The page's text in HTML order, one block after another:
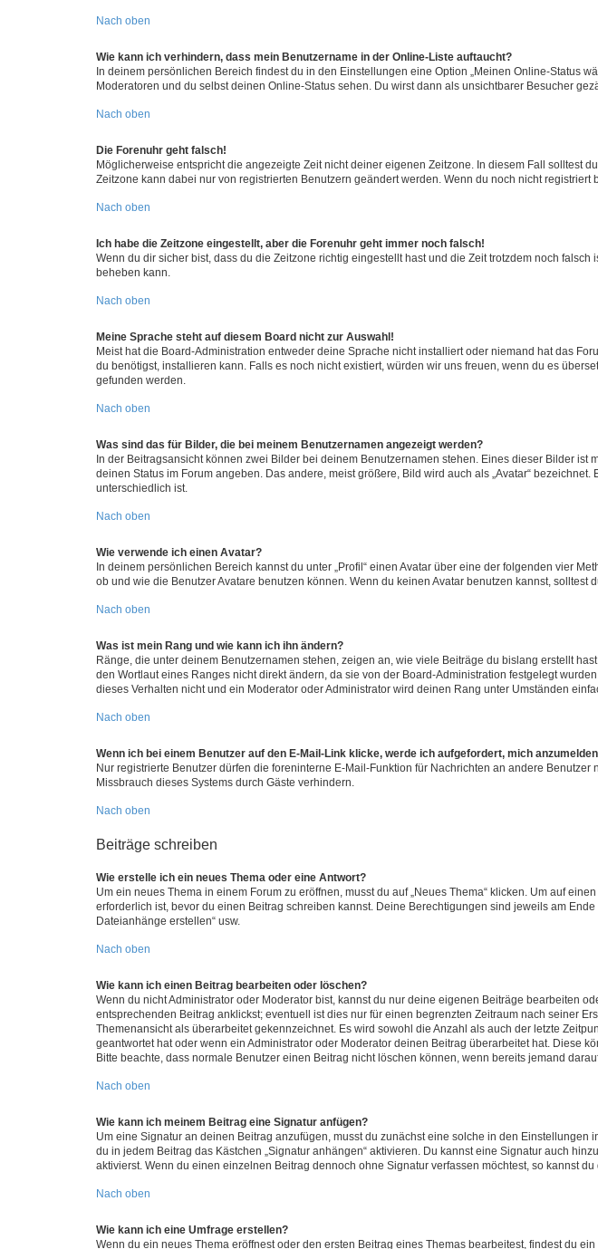
Nach oben
Wie kann ich verhindern, dass mein Benutzername in der Online-Liste auftaucht?
In deinem persönlichen Bereich findest du in den Einstellungen eine Option „Meinen Online-Status
Moderatoren und du selbst deinen Online-Status sehen. Du wirst dann als unsichtbarer Besucher
Nach oben
Die Forenuhr geht falsch!
Möglicherweise entspricht die angezeigte Zeit nicht deiner eigenen Zeitzone. In diesem Fall solltest
Zeitzone kann dabei nur von registrierten Benutzern geändert werden. Wenn du noch nicht registriert
Nach oben
Ich habe die Zeitzone eingestellt, aber die Forenuhr geht immer noch falsch!
Wenn du dir sicher bist, dass du die Zeitzone richtig eingestellt hast und die Zeit trotzdem noch
beheben kann.
Nach oben
Meine Sprache steht auf diesem Board nicht zur Auswahl!
Meist hat die Board-Administration entweder deine Sprache nicht installiert oder niemand hat das
du benötigst, installieren kann. Falls es noch nicht existiert, würden wir uns freuen, wenn du es
gefunden werden.
Nach oben
Was sind das für Bilder, die bei meinem Benutzernamen angezeigt werden?
In der Beitragsansicht können zwei Bilder bei deinem Benutzernamen stehen. Eines dieser Bilder
deinen Status im Forum angeben. Das andere, meist größere, Bild wird auch als „Avatar“
unterschiedlich ist.
Nach oben
Wie verwende ich einen Avatar?
In deinem persönlichen Bereich kannst du unter „Profil“ einen Avatar über eine der folgenden vier
ob und wie die Benutzer Avatare benutzen können. Wenn du keinen Avatar benutzen kannst, solltest
Nach oben
Was ist mein Rang und wie kann ich ihn ändern?
Ränge, die unter deinem Benutzernamen stehen, zeigen an, wie viele Beiträge du bislang erstellt
den Wortlaut eines Ranges nicht direkt ändern, da sie von der Board-Administration festgelegt
dieses Verhalten nicht und ein Moderator oder Administrator wird deinen Rang unter Umständen
Nach oben
Wenn ich bei einem Benutzer auf den E-Mail-Link klicke, werde ich aufgefordert, mich
Nur registrierte Benutzer dürfen die foreninterne E-Mail-Funktion für Nachrichten an andere
Missbrauch dieses Systems durch Gäste verhindern.
Nach oben
Beiträge schreiben
Wie erstelle ich ein neues Thema oder eine Antwort?
Um ein neues Thema in einem Forum zu eröffnen, musst du auf „Neues Thema“ klicken. Um auf
erforderlich ist, bevor du einen Beitrag schreiben kannst. Deine Berechtigungen sind jeweils am
Dateianhänge erstellen“ usw.
Nach oben
Wie kann ich einen Beitrag bearbeiten oder löschen?
Wenn du nicht Administrator oder Moderator bist, kannst du nur deine eigenen Beiträge bearbeiten
entsprechenden Beitrag anklickst; eventuell ist dies nur für einen begrenzten Zeitraum nach seiner
Themenansicht als überarbeitet gekennzeichnet. Es wird sowohl die Anzahl als auch der letzte
geantwortet hat oder wenn ein Administrator oder Moderator deinen Beitrag überarbeitet hat. Diese
Bitte beachte, dass normale Benutzer einen Beitrag nicht löschen können, wenn bereits jemand
Nach oben
Wie kann ich meinem Beitrag eine Signatur anfügen?
Um eine Signatur an deinen Beitrag anzufügen, musst du zunächst eine solche in den
du in jedem Beitrag das Kästchen „Signatur anhängen“ aktivieren. Du kannst eine Signatur auch
aktivierst. Wenn du einen einzelnen Beitrag dennoch ohne Signatur verfassen möchtest, so kannst
Nach oben
Wie kann ich eine Umfrage erstellen?
Wenn du ein neues Thema eröffnest oder den ersten Beitrag eines Themas bearbeitest, findest du